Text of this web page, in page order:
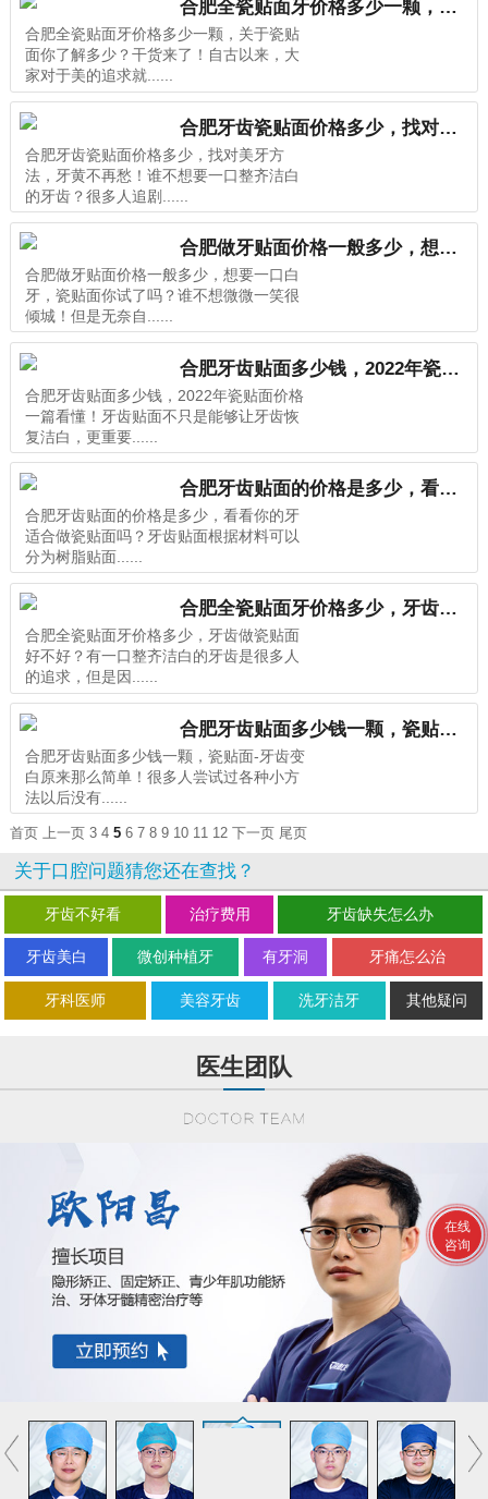
合肥全瓷贴面牙价格多少一颗，关于瓷贴面你了解多少？干货来了！
合肥全瓷贴面牙价格多少一颗，关于瓷贴
面你了解多少？干货来了！自古以来，大
家对于美的追求就......
合肥牙齿瓷贴面价格多少，找对美牙方法，牙黄不再愁！
合肥牙齿瓷贴面价格多少，找对美牙方
法，牙黄不再愁！谁不想要一口整齐洁白
的牙齿？很多人追剧......
合肥做牙贴面价格一般多少，想要一口白牙，瓷贴面你试了吗？
合肥做牙贴面价格一般多少，想要一口白
牙，瓷贴面你试了吗？谁不想微微一笑很
倾城！但是无奈自......
合肥牙齿贴面多少钱，2022年瓷贴面价格一篇看懂！
合肥牙齿贴面多少钱，2022年瓷贴面价格
一篇看懂！牙齿贴面不只是能够让牙齿恢
复洁白，更重要......
合肥牙齿贴面的价格是多少，看看你的牙适合做瓷贴面吗？
合肥牙齿贴面的价格是多少，看看你的牙
适合做瓷贴面吗？牙齿贴面根据材料可以
分为树脂贴面......
合肥全瓷贴面牙价格多少，牙齿做瓷贴面好不好？
合肥全瓷贴面牙价格多少，牙齿做瓷贴面
好不好？有一口整齐洁白的牙齿是很多人
的追求，但是因......
合肥牙齿贴面多少钱一颗，瓷贴面-牙齿变白原来那么简单！
合肥牙齿贴面多少钱一颗，瓷贴面-牙齿变
白原来那么简单！很多人尝试过各种小方
法以后没有......
首页 上一页 3 4 5 6 7 8 9 10 11 12 下一页 尾页
关于口腔问题猜您还在查找？
牙齿不好看 治疗费用 牙齿缺失怎么办
牙齿美白 微创种植牙 有牙洞 牙痛怎么治
牙科医师 美容牙齿 洗牙洁牙 其他疑问
医生团队
在线
咨询